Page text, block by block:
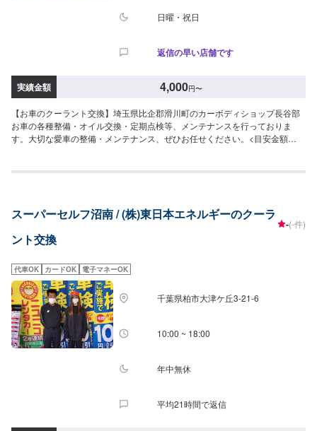
日曜・祝日
返信の早い店舗です
実績金額 4,000円〜
【お車のクーラント交換】埼玉県比企郡滑川町のカーボディショップ長谷部
お車の各種整備・オイル交換・定期点検等、メンテナンスを行っておりま
す。大切な愛車の整備・メンテナンス、ぜひお任せください。<目安金額
ておりますので「他のお店では断られてしまった…」という方はお気軽にご
お声がけください。
スーパーセルフ沼南 / (株)東日本エネルギーのクーラ
ント交換
-(-件)
代車OK カードOK 電子マネーOK
千葉県柏市大津ケ丘3-21-6
10:00 ~ 18:00
年中無休
平均21時間で返信